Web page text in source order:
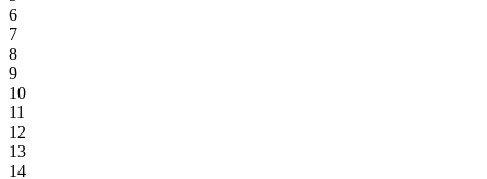
6
7
8
9
10
11
12
13
14